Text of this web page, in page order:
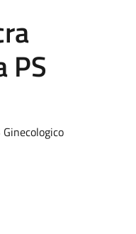
PS
Ginecologico